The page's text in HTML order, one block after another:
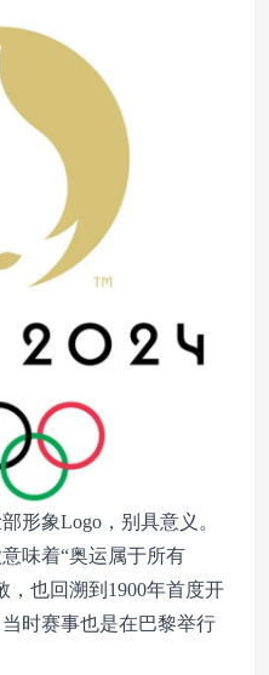
形象Logo，别具意义。
味着“奥运属于所有
，也回溯到1900年首度开
时赛事也是在巴黎举行